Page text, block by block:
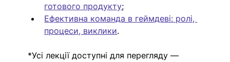
готового продукту;
Ефективна команда в геймдеві: ролі,
процеси, виклики.
*Усі лекції доступні для перегляду —